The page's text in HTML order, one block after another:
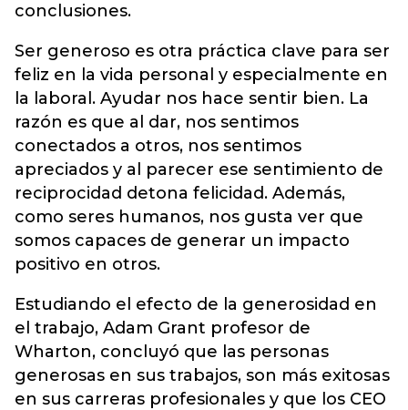
conclusiones.
Ser generoso es otra práctica clave para ser
feliz en la vida personal y especialmente en
la laboral. Ayudar nos hace sentir bien. La
razón es que al dar, nos sentimos
conectados a otros, nos sentimos
apreciados y al parecer ese sentimiento de
reciprocidad detona felicidad. Además,
como seres humanos, nos gusta ver que
somos capaces de generar un impacto
positivo en otros.
Estudiando el efecto de la generosidad en
el trabajo, Adam Grant profesor de
Wharton, concluyó que las personas
generosas en sus trabajos, son más exitosas
en sus carreras profesionales y que los CEO